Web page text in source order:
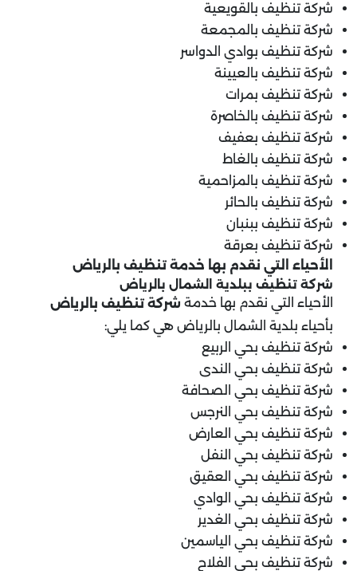
شركة تنظيف بالقويعية
شركة تنظيف بالمجمعة
شركة تنظيف بوادي الدواسر
شركة تنظيف بالعيينة
شركة تنظيف بمرات
شركة تنظيف بالخاصرة
شركة تنظيف بعفيف
شركة تنظيف بالغاط
شركة تنظيف بالمزاحمية
شركة تنظيف بالحائر
شركة تنظيف ببنبان
شركة تنظيف بعرقة
الأحياء التي نقدم بها خدمة تنظيف بالرياض
شركة تنظيف ببلدية الشمال بالرياض
الأحياء التي نقدم بها خدمة شركة تنظيف بالرياض
بأحياء بلدية الشمال بالرياض هي كما يلي:
شركة تنظيف بحي الربيع
شركة تنظيف بحي الندى
شركة تنظيف بحي الصحافة
شركة تنظيف بحي النرجس
شركة تنظيف بحي العارض
شركة تنظيف بحي النفل
شركة تنظيف بحي العقيق
شركة تنظيف بحي الوادي
شركة تنظيف بحي الغدير
شركة تنظيف بحي الياسمين
شركة تنظيف بحي الفلاح